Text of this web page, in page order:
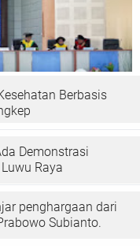
Berbasis
Demonstrasi
Raya
penghargaan dari
Subianto.